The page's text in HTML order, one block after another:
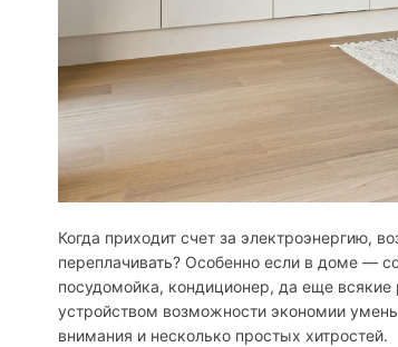
Когда приходит счет за электроэнергию,
переплачивать? Особенно если в доме —
посудомойка, кондиционер, да еще
устройством возможности экономии
внимания и несколько простых хитростей.